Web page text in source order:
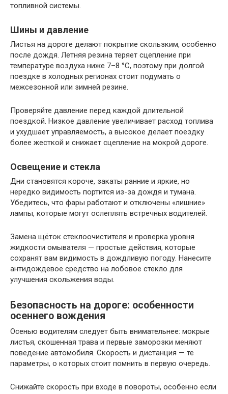
топливной системы.
Шины и давление
Листья на дороге делают покрытие скользким, особенно
после дождя. Летняя резина теряет сцепление при
температуре воздуха ниже 7–8 °C, поэтому при долгой
поездке в холодных регионах стоит подумать о
межсезонной или зимней резине.
Проверяйте давление перед каждой длительной
поездкой. Низкое давление увеличивает расход топлива
и ухудшает управляемость, а высокое делает поездку
более жесткой и снижает сцепление на мокрой дороге.
Освещение и стекла
Дни становятся короче, закаты ранние и яркие, но
нередко видимость портится из-за дождя и тумана.
Убедитесь, что фары работают и отключены «лишние»
лампы, которые могут ослеплять встречных водителей.
Замена щёток стеклоочистителя и проверка уровня
жидкости омывателя — простые действия, которые
сохранят вам видимость в дождливую погоду. Нанесите
антидождевое средство на лобовое стекло для
улучшения скольжения воды.
Безопасность на дороге: особенности
осеннего вождения
Осенью водителям следует быть внимательнее: мокрые
листья, скошенная трава и первые заморозки меняют
поведение автомобиля. Скорость и дистанция — те
параметры, о которых стоит помнить в первую очередь.
Снижайте скорость при входе в повороты, особенно если